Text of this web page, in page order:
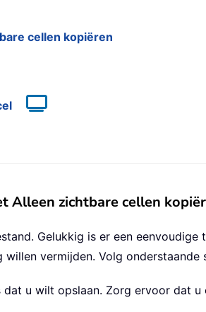
cellen kopiëren
Alleen zichtbare cellen
Gelukkig is er een eenvoudige
vermijden. Volg onderstaande
u wilt opslaan. Zorg ervoor dat u